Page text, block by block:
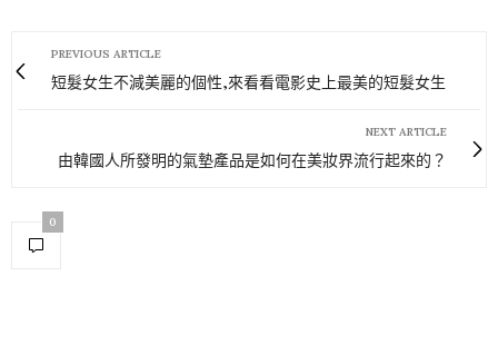
PREVIOUS ARTICLE
短髮女生不減美麗的個性,來看看電影史上最美的短髮女生
NEXT ARTICLE
由韓國人所發明的氣墊產品是如何在美妝界流行起來的？
0